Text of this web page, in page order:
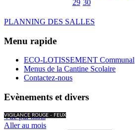
29 30
PLANNING DES SALLES
Menu rapide
ECO-LOTISSEMENT Communal
Menus de la Cantine Scolaire
Contactez-nous
Evènements et divers
VIGILANCE ROUGE - FEUX
Vue par mois
Aller au mois